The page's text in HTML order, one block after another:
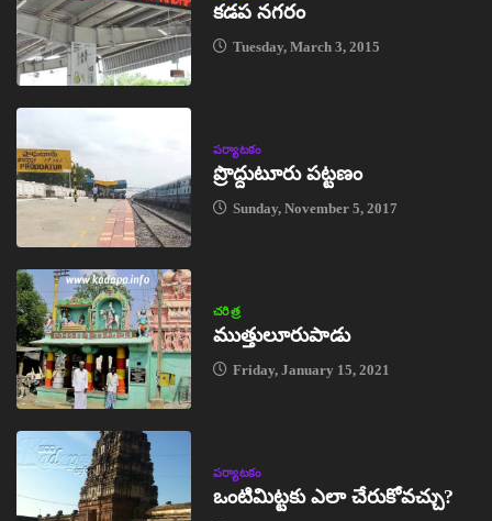
కడప నగరం
Tuesday, March 3, 2015
పర్యాటకం
ప్రొద్దుటూరు పట్టణం
Sunday, November 5, 2017
చరిత్ర
ముత్తులూరుపాడు
Friday, January 15, 2021
పర్యాటకం
ఒంటిమిట్టకు ఎలా చేరుకోవచ్చు?